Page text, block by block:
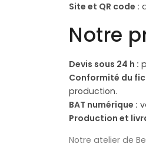
Site et QR code :
Notre
Devis sous 24 h :
Conformité du
production.
BAT numérique :
Production et
Notre atelier de